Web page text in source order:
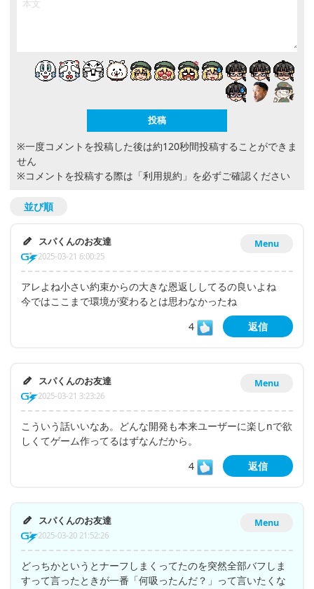
※一度コメントを投稿した後は約120秒間投稿することができま
せん
※コメントを投稿する際は 「利用規約」 を必ずご確認ください
並び順
Menu
スパくんのお友達
2025-03-21 6:00:25
アレよね小さい約束からの大きな恩返ししてるの良いよね
今ではここまで環境が変わるとは思わなかったね
4
返信
Menu
スパくんのお友達
2025-03-21 3:23:26
こういう話いいなあ。どんな開発も本来ユーザーに楽しnで欲
しくてゲーム作ってるはずなんだから。
4
返信
Menu
スパくんのお友達
2025-03-20 21:52:26
どっちかというとナーフしまくってたのを突然全部バフしま
すって言ったときが一番「何吸ったんだ？」って言いたくな